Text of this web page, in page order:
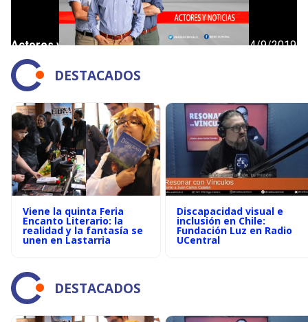
DESTACADOS
Viene la quinta Feria
Encanto Literario: la
realidad y la fantasía se
unen en Lastarria
Discapacidad visual e
inclusión en Chile:
Fundación Luz en Radio
UCentral
DESTACADOS